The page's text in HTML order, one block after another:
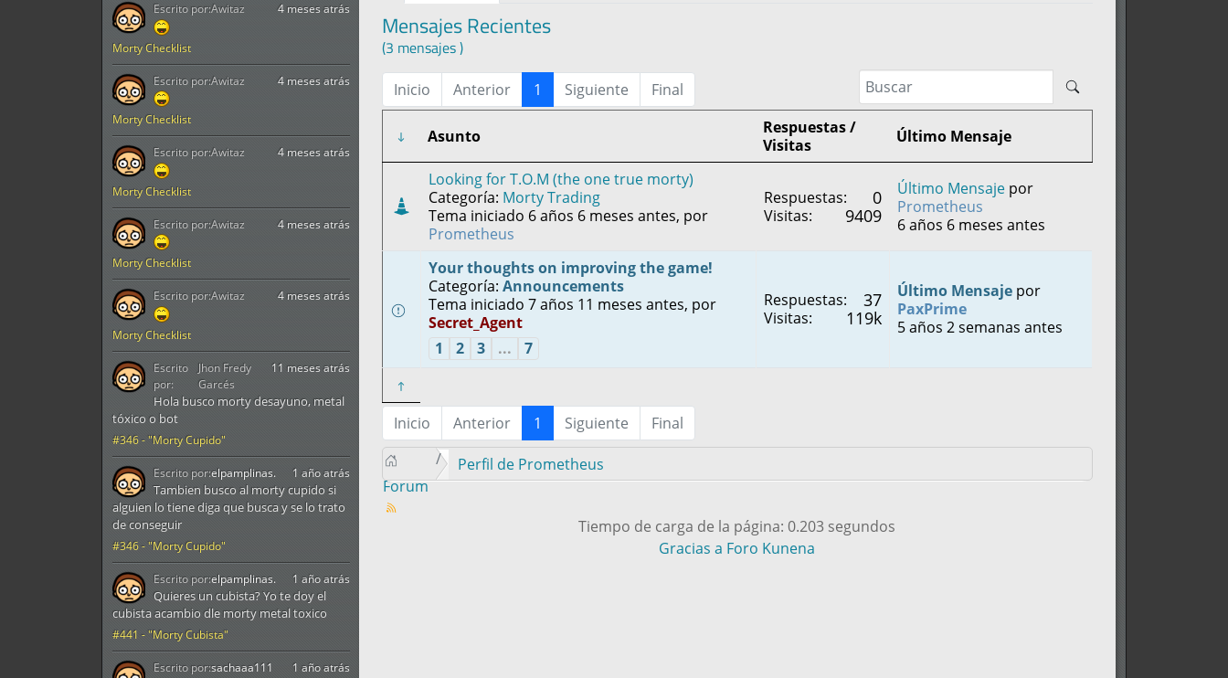
Morty Checklist
4 meses atrás
Escrito por:Awitaz
Morty Checklist
4 meses atrás
Escrito por:Awitaz
Morty Checklist
4 meses atrás
Escrito por:Awitaz
Morty Checklist
4 meses atrás
Escrito por:Awitaz
Morty Checklist
4 meses atrás
Escrito por:Awitaz
#346 - "Morty Cupido"
11 meses atrás
Hola busco morty desayuno, metal
tóxico o bot
Escrito
por:
Jhon Fredy
Garcés
#346 - "Morty Cupido"
1 año atrás
Tambien busco al morty cupido si
alguien lo tiene diga que busca y se lo trato
de conseguir
Escrito por:elpamplinas.
#441 - "Morty Cubista"
1 año atrás
Quieres un cubista? Yo te doy el
cubista acambio dle morty metal toxico
Escrito por:elpamplinas.
1 año atrás
Escrito por:sachaaa111
Mensajes Recientes
(3 mensajes )
Inicio Anterior 1 Siguiente Final
Asunto
Respuestas /
Visitas
Último Mensaje
Looking for T.O.M (the one true morty)
Categoría: Morty Trading
Tema iniciado 6 años 6 meses antes, por
Prometheus
Respuestas: 0
Visitas: 9409
Último Mensajepor
Prometheus
6 años 6 meses antes
Your thoughts on improving the game!
Categoría: Announcements
Tema iniciado 7 años 11 meses antes, por
Secret_Agent
1
2 3 ... 7
Respuestas: 37
Visitas: 119k
Último Mensajepor
PaxPrime
5 años 2 semanas antes
Inicio Anterior 1 Siguiente Final
Forum
Perfil de Prometheus
Tiempo de carga de la página: 0.203 segundos
Gracias a Foro Kunena